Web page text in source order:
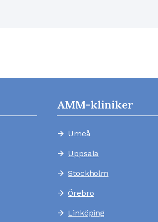
AMM-kliniker
arrow_forward Umeå
arrow_forward Uppsala
arrow_forward Stockholm
arrow_forward Örebro
arrow_forward Linköping